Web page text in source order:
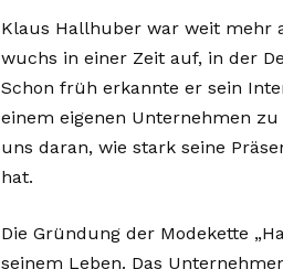
Klaus Hallhuber war weit mehr
wuchs in einer Zeit auf, in der
Schon früh erkannte er sein
einem eigenen Unternehmen
uns daran, wie stark seine
hat.
Die Gründung der Modekette
seinem Leben. Das